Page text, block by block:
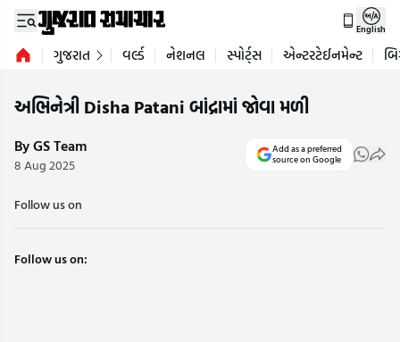
English
ગુજરાત વર્લ્ડ નેશનલ સ્પોર્ટ્સ એન્ટરટેઈનમેન્ટ
અભિનેત્રી Disha Patani બાંદ્રામાં જોવા મળી
By GS Team
8 Aug 2025
Add as a preferred
source on Google
Follow us on
Follow us on: